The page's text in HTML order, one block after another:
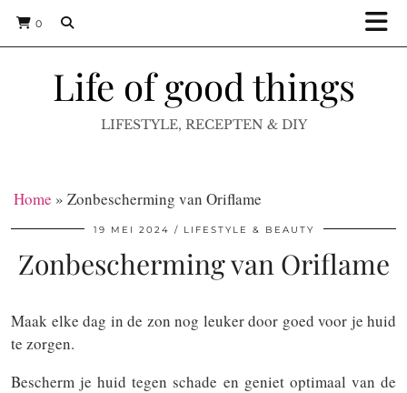
0
Life of good things
LIFESTYLE, RECEPTEN & DIY
Home » Zonbescherming van Oriflame
19 MEI 2024 LIFESTYLE & BEAUTY
Zonbescherming van Oriflame
Maak elke dag in de zon nog leuker door goed voor je huid
te zorgen.
Bescherm je huid tegen schade en geniet optimaal van de